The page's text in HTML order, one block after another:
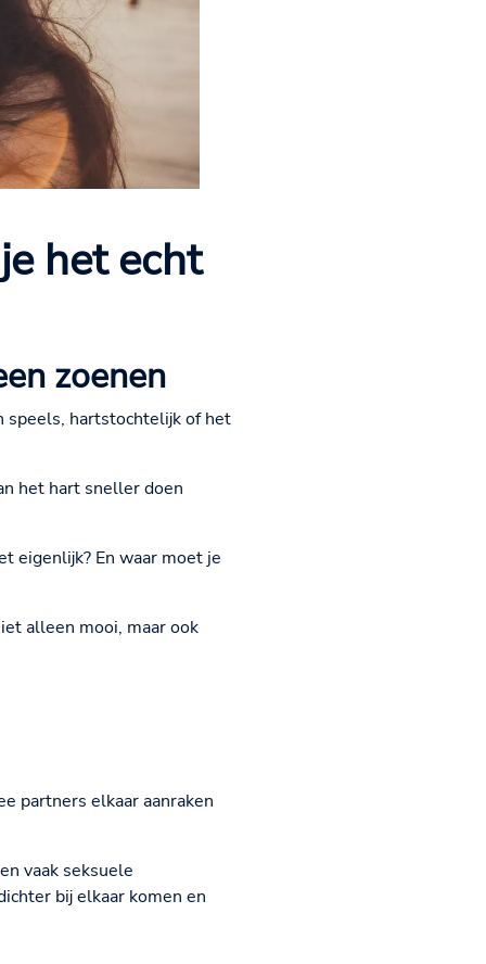
het echt
zoenen
speels, hartstochtelijk of het
het hart sneller doen
eigenlijk? En waar moet je
alleen mooi, maar ook
partners elkaar aanraken
vaak seksuele
bij elkaar komen en